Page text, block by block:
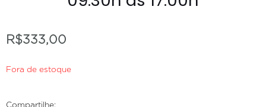
R$333,00
Fora de estoque
Compartilhe: